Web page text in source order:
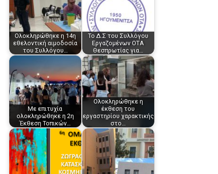
Ολοκληρώθηκε η 14η
εθελοντική αιμοδοσία
του Συλλόγου…
Το Δ.Σ του Συλλόγου
Εργαζομένων ΟΤΑ
Θεσπρωτίας για…
Με επιτυχία
ολοκληρώθηκε η 2η
Έκθεση Τοπικών…
Ολοκληρώθηκε η
έκθεση του
εργαστηρίου χαρακτικής
στο…